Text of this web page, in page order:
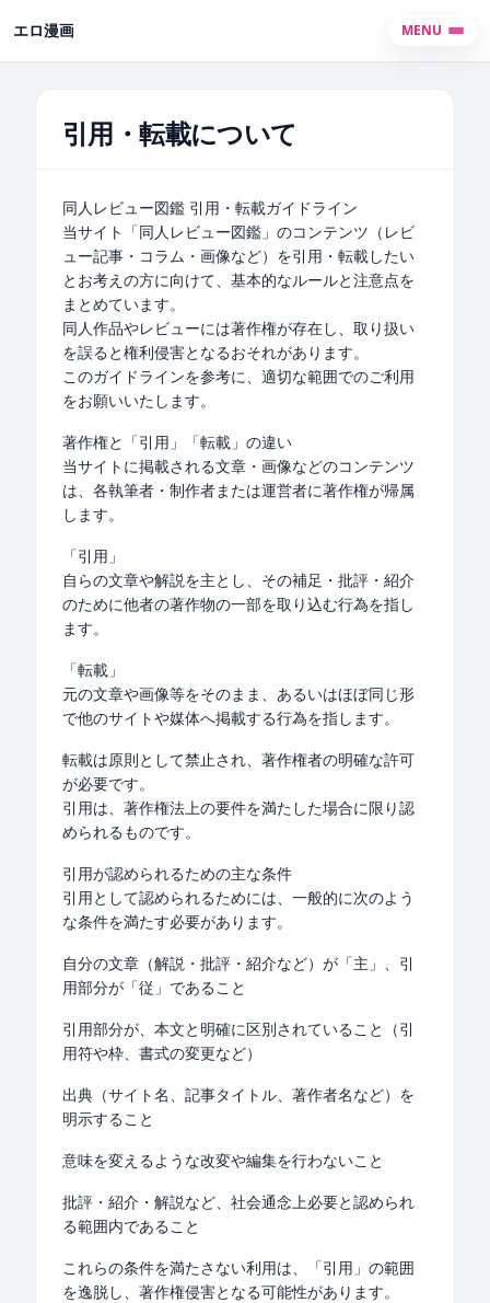
エロ漫画 MENU
引用・転載について
同人レビュー図鑑 引用・転載ガイドライン
当サイト「同人レビュー図鑑」のコンテンツ（レビ
ュー記事・コラム・画像など）を引用・転載したい
とお考えの方に向けて、基本的なルールと注意点を
まとめています。
同人作品やレビューには著作権が存在し、取り扱い
を誤ると権利侵害となるおそれがあります。
このガイドラインを参考に、適切な範囲でのご利用
をお願いいたします。
著作権と「引用」「転載」の違い
当サイトに掲載される文章・画像などのコンテンツ
は、各執筆者・制作者または運営者に著作権が帰属
します。
「引用」
自らの文章や解説を主とし、その補足・批評・紹介
のために他者の著作物の一部を取り込む行為を指し
ます。
「転載」
元の文章や画像等をそのまま、あるいはほぼ同じ形
で他のサイトや媒体へ掲載する行為を指します。
転載は原則として禁止され、著作権者の明確な許可
が必要です。
引用は、著作権法上の要件を満たした場合に限り認
められるものです。
引用が認められるための主な条件
引用として認められるためには、一般的に次のよう
な条件を満たす必要があります。
自分の文章（解説・批評・紹介など）が「主」、引
用部分が「従」であること
引用部分が、本文と明確に区別されていること（引
用符や枠、書式の変更など）
出典（サイト名、記事タイトル、著作者名など）を
明示すること
意味を変えるような改変や編集を行わないこと
批評・紹介・解説など、社会通念上必要と認められ
る範囲内であること
これらの条件を満たさない利用は、「引用」の範囲
を逸脱し、著作権侵害となる可能性があります。